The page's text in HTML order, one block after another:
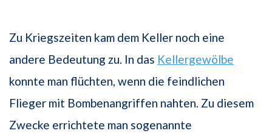
Zu Kriegszeiten kam dem Keller noch eine
andere Bedeutung zu. In das Kellergewölbe
konnte man flüchten, wenn die feindlichen
Flieger mit Bombenangriffen nahten. Zu diesem
Zwecke errichtete man sogenannte